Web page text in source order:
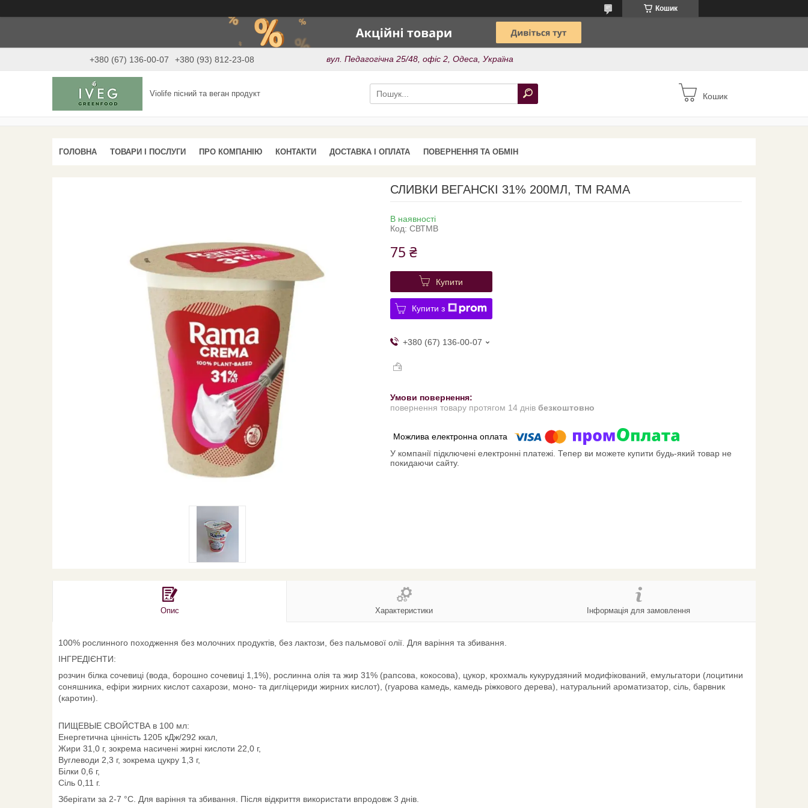
Кошик
+380 (67) 136-00-07 +380 (93) 812-23-08 вул. Педагогічна 25/48, офіс 2, Одеса, Україна
Violife пісний та веган продукт Кошик
ГОЛОВНА ТОВАРИ І ПОСЛУГИ ПРО КОМПАНІЮ КОНТАКТИ ДОСТАВКА І ОПЛАТА ПОВЕРНЕННЯ ТА ОБМІН
СЛИВКИ ВЕГАНСКІ 31% 200МЛ, ТМ RAMA
В наявності
Код: CВТМВ
75 ₴
Купити
Купити з
+380 (67) 136-00-07
повернення товару протягом 14 днів безкоштовно
У компанії підключені електронні платежі. Тепер ви можете купити будь-який товар не
покидаючи сайту.
Опис Характеристики Інформація для замовлення
100% рослинного походження без молочних продуктів, без лактози, без пальмової олії. Для варіння та збивання.
ІНГРЕДІЄНТИ:
розчин білка сочевиці (вода, борошно сочевиці 1,1%), рослинна олія та жир 31% (рапсова, кокосова), цукор, крохмаль кукурудзяний модифікований, емульгатори (лоцитини
соняшника, ефіри жирних кислот сахарози, моно- та дигліцериди жирних кислот), (гуарова камедь, камедь ріжкового дерева), натуральний ароматизатор, сіль, барвник
(каротин).
ПИЩЕВЫЕ СВОЙСТВА в 100 мл:
Енергетична цінність 1205 кДж/292 ккал,
Жири 31,0 г, зокрема насичені жирні кислоти 22,0 г,
Вуглеводи 2,3 г, зокрема цукру 1,3 г,
Білки 0,6 г,
Сіль 0,11 г.
Зберігати за 2-7 °C. Для варіння та збивання. Після відкриття використати впродовж 3 днів.